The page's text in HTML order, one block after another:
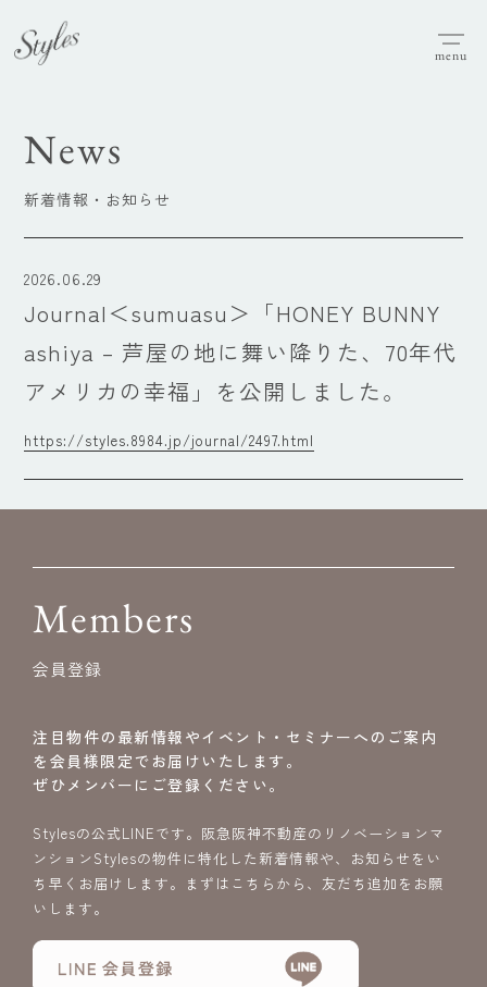
menu
News
新着情報・お知らせ
2026.06.29
Journal＜sumuasu＞「HONEY BUNNY
ashiya – 芦屋の地に舞い降りた、70年代
アメリカの幸福」を公開しました。
https://styles.8984.jp/journal/2497.html
Members
会員登録
注目物件の最新情報やイベント・セミナーへのご案内
を会員様限定でお届けいたします。
ぜひメンバーにご登録ください。
Stylesの公式LINEです。阪急阪神不動産のリノベーションマ
ンションStylesの物件に特化した新着情報や、お知らせをい
ち早くお届けします。まずはこちらから、友だち追加をお願
いします。